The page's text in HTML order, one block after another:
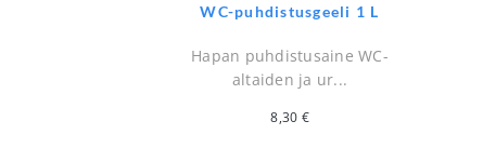
WC-puhdistusgeeli 1 L
Hapan puhdistusaine WC-
altaiden ja ur...
8,30 €